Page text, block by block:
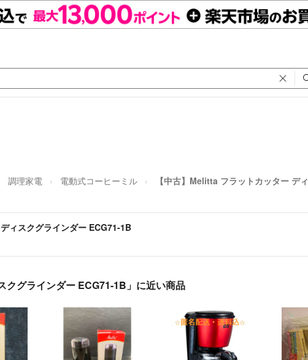
調理家電 電動式コーヒーミル 【中古】Melitta フラットカッター デ
ィスクグラインダー ECG71-1B
クグラインダー ECG71-1B」に近い商品